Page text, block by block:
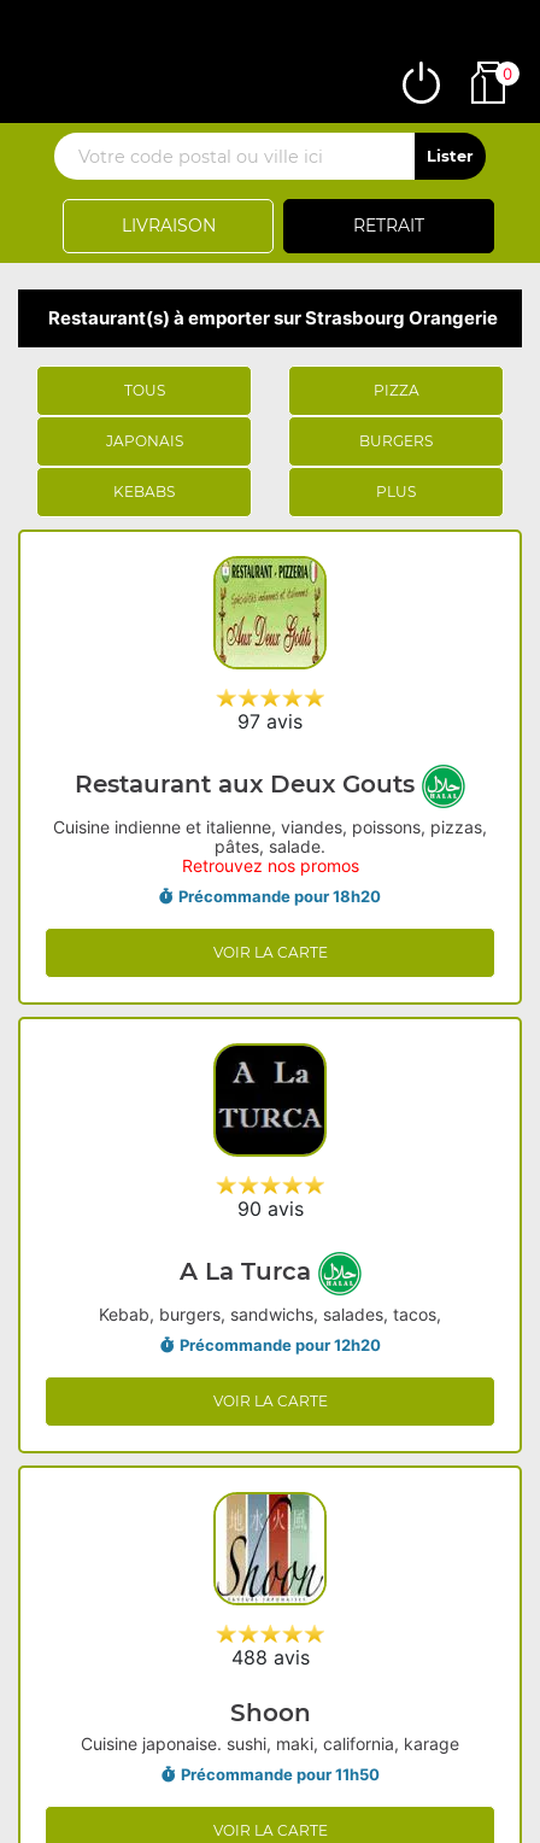
LIVRAISON RETRAIT
0
Restaurant(s) à emporter sur Strasbourg Orangerie
TOUS PIZZA
JAPONAIS BURGERS
KEBABS PLUS
97 avis
Restaurant aux Deux Gouts
Cuisine indienne et italienne, viandes, poissons, pizzas,
pâtes, salade.
Retrouvez nos promos
Précommande pour 18h20
VOIR LA CARTE
90 avis
A La Turca
Kebab, burgers, sandwichs, salades, tacos,
Précommande pour 12h20
VOIR LA CARTE
488 avis
Shoon
Cuisine japonaise. sushi, maki, california, karage
Précommande pour 11h50
VOIR LA CARTE